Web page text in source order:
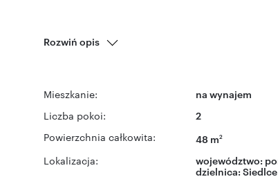
Rozwiń opis
Mieszkanie: na wynajem
Liczba pokoi: 2
Powierzchnia całkowita: 48 m2
Lokalizacja: województwo:
dzielnica: Siedlce